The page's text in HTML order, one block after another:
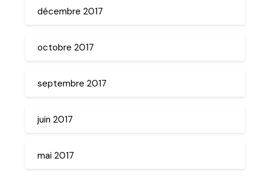
décembre 2017
octobre 2017
septembre 2017
juin 2017
mai 2017